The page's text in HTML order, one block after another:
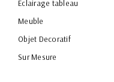
Eclairage tableau
Meuble
Objet Decoratif
Sur Mesure